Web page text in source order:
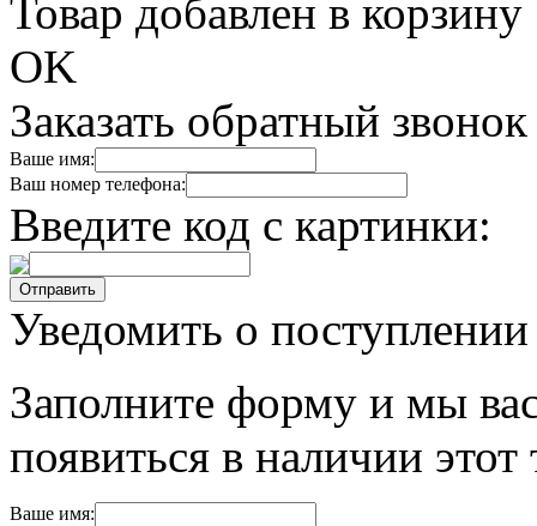
Товар добавлен в корзину
OK
Заказать обратный звонок
Ваше имя:
Ваш номер телефона:
Введите код с картинки:
Уведомить о поступлении
Заполните форму и мы
появиться в наличии этот
Ваше имя: